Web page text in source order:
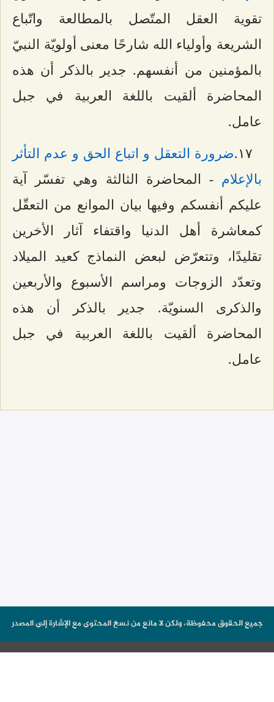
تقوية العقل المتّصل بالمطالعة واتّباع
الشريعة وأولياء الله شارحًا معنى أولويّة النبيّ
بالمؤمنين من أنفسهم. جدير بالذكر أن هذه
المحاضرة ألقيت باللغة العربية في جبل
عامل.
۱۷. ضرورة التعقل و اتباع الحق و عدم التأثر
بالإعلام - المحاضرة الثالثة وهي تفسّر آية
عليكم أنفسكم وفيها بيان الموانع من التعقّل
كمعاشرة أهل الدنيا واقتفاء آثار الأخرين
تقليدًا، وتتعرّض لبعض النماذج كعيد الميلاد
وتعدّد الزوجات ومراسم الأسبوع والأربعين
والذكرى السنويّة. جدير بالذكر أن هذه
المحاضرة ألقيت باللغة العربية في جبل
عامل.
جميع الحقوق محفوظة، ولكن لا مانع من نسخ المحتوى مع الإشارة إلى المصدر